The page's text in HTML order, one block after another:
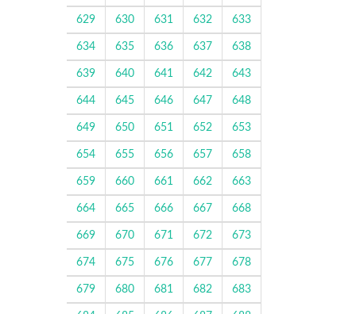
629 630 631 632 633
634 635 636 637 638
639 640 641 642 643
644 645 646 647 648
649 650 651 652 653
654 655 656 657 658
659 660 661 662 663
664 665 666 667 668
669 670 671 672 673
674 675 676 677 678
679 680 681 682 683